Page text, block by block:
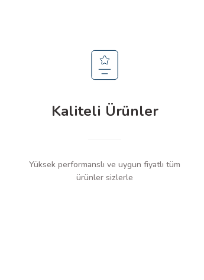
Kaliteli Ürünler
Yüksek performanslı ve uygun fiyatlı tüm
ürünler sizlerle